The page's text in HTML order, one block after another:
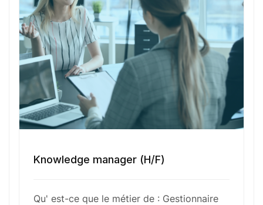
Votre e-mail
Numéro de téléphone
Sélectionner une agence Oxygène Intérim/ BTT
Knowledge manager (H/F)
Qu' est-ce que le métier de : Gestionnaire